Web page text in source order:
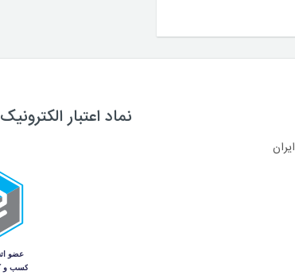
نماد اعتبار الکترونیک